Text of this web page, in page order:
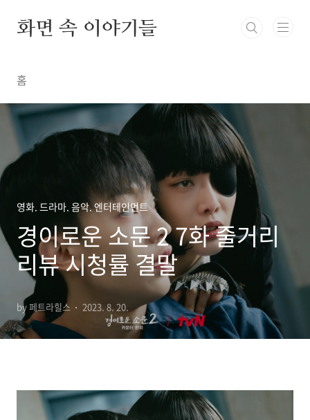
화면 속 이야기들
홈
영화. 드라마. 음악. 엔터테인먼트
경이로운 소문 2 7화 줄거리
리뷰 시청률 결말
by 페트라힐스 2023. 8. 20.